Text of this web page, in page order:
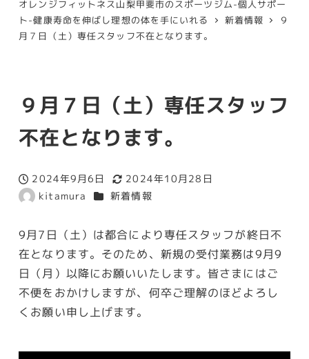
オレンジフィットネス山梨甲斐市のスポーツジム-個人サポー
ト-健康寿命を伸ばし理想の体を手にいれる
新着情報
９
月７日（土）専任スタッフ不在となります。
９月７日（土）専任スタッフ
不在となります。
投稿日
2024年9月6日
更新日
2024年10月28日
著
kitamura カテゴリー
新着情報
9月7日（土）は都合により専任スタッフが終日不
在となります。そのため、新規の受付業務は9月9
日（月）以降にお願いいたします。皆さまにはご
不便をおかけしますが、何卒ご理解のほどよろし
くお願い申し上げます。